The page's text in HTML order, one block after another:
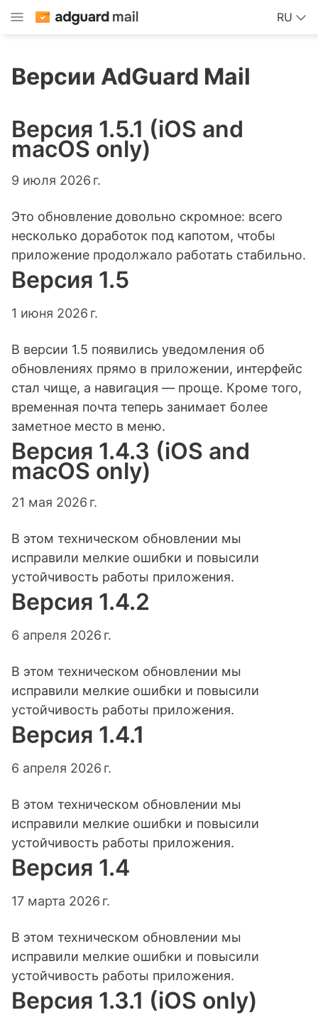
RU
Версии AdGuard Mail
Версия 1.5.1 (iOS and
macOS only)
9 июля 2026 г.
Это обновление довольно скромное: всего
несколько доработок под капотом, чтобы
приложение продолжало работать стабильно.
Версия 1.5
1 июня 2026 г.
В версии 1.5 появились уведомления об
обновлениях прямо в приложении, интерфейс
стал чище, а навигация — проще. Кроме того,
временная почта теперь занимает более
заметное место в меню.
Версия 1.4.3 (iOS and
macOS only)
21 мая 2026 г.
В этом техническом обновлении мы
исправили мелкие ошибки и повысили
устойчивость работы приложения.
Версия 1.4.2
6 апреля 2026 г.
В этом техническом обновлении мы
исправили мелкие ошибки и повысили
устойчивость работы приложения.
Версия 1.4.1
6 апреля 2026 г.
В этом техническом обновлении мы
исправили мелкие ошибки и повысили
устойчивость работы приложения.
Версия 1.4
17 марта 2026 г.
В этом техническом обновлении мы
исправили мелкие ошибки и повысили
устойчивость работы приложения.
Версия 1.3.1 (iOS only)